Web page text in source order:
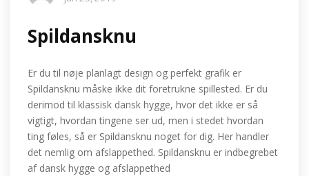
Spildansknu
Er du til nøje planlagt design og perfekt grafik er
Spildansknu måske ikke dit foretrukne spillested. Er du
derimod til klassisk dansk hygge, hvor det ikke er så
vigtigt, hvordan tingene ser ud, men i stedet hvordan
ting føles, så er Spildansknu noget for dig. Her handler
det nemlig om afslappethed. Spildansknu er indbegrebet
af dansk hygge og afslappethed